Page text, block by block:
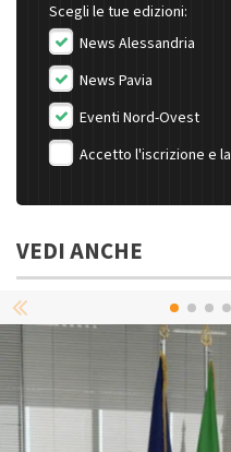
Scegli le tue edizioni:
News Alessandria
News Pavia
Eventi Nord-Ovest
Accetto l'iscrizione e la
VEDI ANCHE